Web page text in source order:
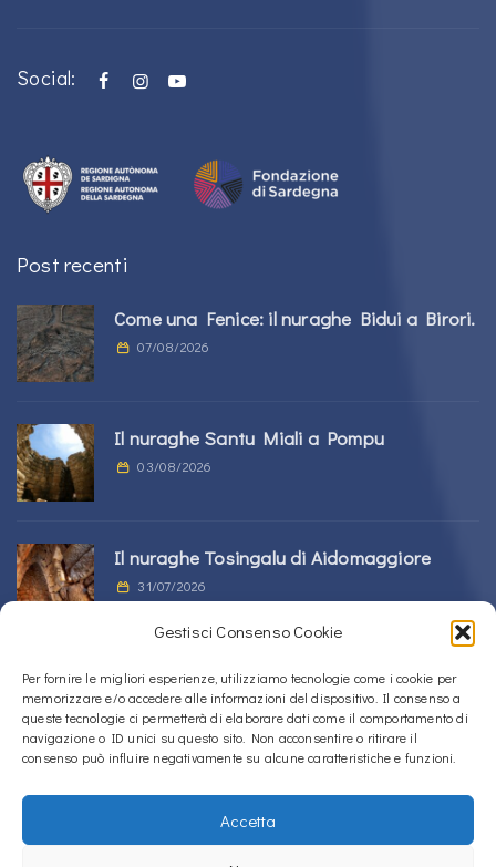
Gestisci Consenso Cookie
Per fornire le migliori esperienze, utilizziamo tecnologie come i cookie per
memorizzare e/o accedere alle informazioni del dispositivo. Il consenso a
queste tecnologie ci permetterà di elaborare dati come il comportamento di
navigazione o ID unici su questo sito. Non acconsentire o ritirare il
consenso può influire negativamente su alcune caratteristiche e funzioni.
Accetta
Social:
Post recenti
Come una Fenice: il nuraghe Bidui a Birori.
07/08/2026
Il nuraghe Santu Miali a Pompu
03/08/2026
Il nuraghe Tosingalu di Aidomaggiore
31/07/2026
La tomba di giganti s’Ortali ‘e su Monte a
Tortolì
21/07/2026
Copyright © 2020 – 2026La Sardegna verso l'Unesco